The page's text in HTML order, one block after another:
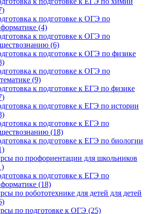
к подготовке к ОГЭ по
(4)
к подготовке к ОГЭ по
(6)
к подготовке к ОГЭ по физике
к подготовке к ОГЭ по
(9)
к подготовке к ЕГЭ по физике
к подготовке к ЕГЭ по истории
к подготовке к ЕГЭ по
(18)
к подготовке к ЕГЭ по биологии
по профориентации для школьников
к подготовке к ЕГЭ по
(18)
по робототехнике для детей для детей
по подготовке к ОГЭ (25)